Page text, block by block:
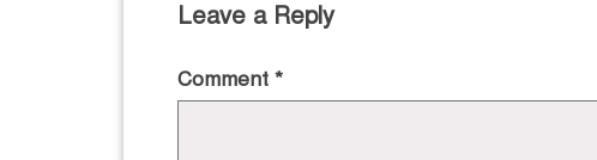
Leave a Reply
Comment *